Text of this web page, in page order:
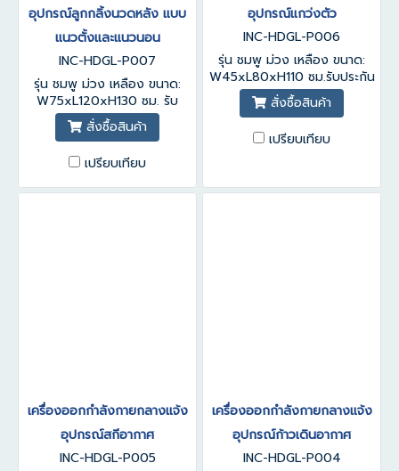
อุปกรณ์ลูกกลิ้งนวดหลัง แบบ
แนวตั้งและแนวนอน
INC-HDGL-P007
รุ่น ชมพู ม่วง เหลือง ขนาด:
W75xL120xH130 ซม. รับ
ประกันสินค้า 1-3 ปี
สั่งซื้อสินค้า
เปรียบเทียบ
อุปกรณ์แกว่งตัว
INC-HDGL-P006
รุ่น ชมพู ม่วง เหลือง ขนาด:
W45xL80xH110 ซม.รับประกัน
สินค้า 1-3 ปี
สั่งซื้อสินค้า
เปรียบเทียบ
เครื่องออกกำลังกายกลางแจ้ง
อุปกรณ์สกีอากาศ
INC-HDGL-P005
เครื่องออกกำลังกายกลางแจ้ง
อุปกรณ์ก้าวเดินอากาศ
INC-HDGL-P004